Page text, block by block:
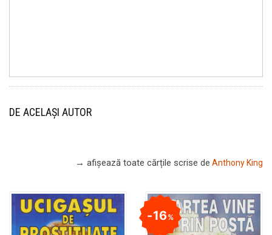
DE ACELAȘI AUTOR
→ afișează toate cărțile scrise de Anthony King
16%